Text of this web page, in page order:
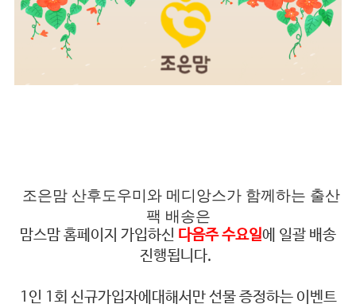
조은맘 산후도우미와 메디앙스가 함께하는 출산
팩 배송은
맘스맘 홈페이지 가입하신 다음주 수요일에 일괄 배송
진행됩니다.
1인 1회 신규가입자에대해서만 선물 증정하는 이벤트